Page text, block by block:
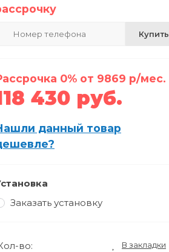
Купить
0% от 9869 р/мес.
430 руб.
данный товар
Заказать установку
во: В закладки